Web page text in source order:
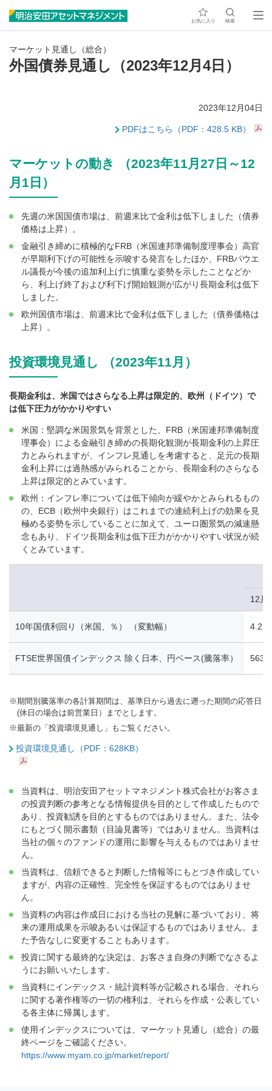
お気に入り 検索
マーケット見通し（総合）
外国債券見通し（2023年12月4日）
2023年12月04日
PDFはこちら（PDF：428.5 KB）
マーケットの動き （2023年11月27日～12
月1日）
先週の米国国債市場は、前週末比で金利は低下しました（債券
価格は上昇）。
金融引き締めに積極的なFRB（米国連邦準備制度理事会）高官
が早期利下げの可能性を示唆する発言をしたほか、FRBパウエ
ル議長が今後の追加利上げに慎重な姿勢を示したことなどか
ら、利上げ終了および利下げ開始観測が広がり長期金利は低下
しました。
欧州国債市場は、前週末比で金利は低下しました（債券価格は
上昇）。
投資環境見通し （2023年11月）
長期金利は、米国ではさらなる上昇は限定的、欧州（ドイツ）で
は低下圧力がかかりやすい
米国：堅調な米国景気を背景とした、FRB（米国連邦準備制度
理事会）による金融引き締めの長期化観測が長期金利の上昇圧
力とみられますが、インフレ見通しを考慮すると、足元の長期
金利上昇には過熱感がみられることから、長期金利のさらなる
上昇は限定的とみています。
欧州：インフレ率については低下傾向が緩やかとみられるもの
の、ECB（欧州中央銀行）はこれまでの連続利上げの効果を見
極める姿勢を示していることに加えて、ユーロ圏景気の減速懸
念もあり、ドイツ長期金利は低下圧力がかかりやすい状況が続
くとみています。
12月
10年国債利回り（米国、％） （変動幅） 4.22
FTSE世界国債インデックス 除く日本、円ベース(騰落率）
※期間別騰落率の各計算期間は、基準日から過去に遡った期間の応答日
(休日の場合は前営業日）までとします。
※最新の「投資環境見通し」もご覧ください。
投資環境見通し（PDF：628KB）
当資料は、明治安田アセットマネジメント株式会社がお客さま
の投資判断の参考となる情報提供を目的として作成したもので
あり、投資勧誘を目的とするものではありません。また、法令
にもとづく開示書類（目論見書等）ではありません。当資料は
当社の個々のファンドの運用に影響を与えるものではありませ
ん。
当資料は、信頼できると判断した情報等にもとづき作成してい
ますが、内容の正確性、完全性を保証するものではありませ
ん。
当資料の内容は作成日における当社の見解に基づいており、将
来の運用成果を示唆あるいは保証するものではありません。ま
た予告なしに変更することもあります。
投資に関する最終的な決定は、お客さま自身の判断でなさるよ
うにお願いいたします。
当資料にインデックス・統計資料等が記載される場合、それら
に関する著作権等の一切の権利は、それらを作成・公表してい
る各主体に帰属します。
使用インデックスについては、マーケット見通し（総合）の最
終ページをご確認ください。
https://www.myam.co.jp/market/report/